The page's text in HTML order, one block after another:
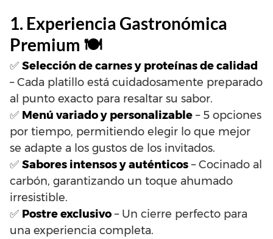
1. Experiencia Gastronómica
Premium 🍽️
✅ Selección de carnes y proteínas de calidad
– Cada platillo está cuidadosamente preparado
al punto exacto para resaltar su sabor.
✅ Menú variado y personalizable – 5 opciones
por tiempo, permitiendo elegir lo que mejor
se adapte a los gustos de los invitados.
✅ Sabores intensos y auténticos – Cocinado al
carbón, garantizando un toque ahumado
irresistible.
✅ Postre exclusivo – Un cierre perfecto para
una experiencia completa.